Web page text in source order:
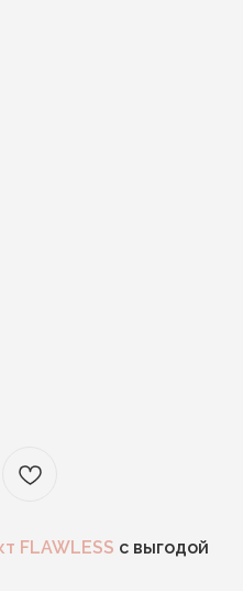
FLAWLESS с выгодой